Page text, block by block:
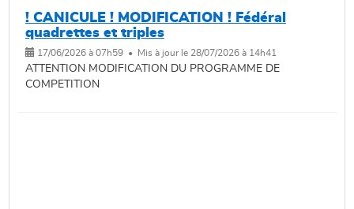
! CANICULE ! MODIFICATION ! Fédéral
quadrettes et triples
17/06/2026 à 07h59 • Mis à jour le 28/07/2026 à 14h41
ATTENTION MODIFICATION DU PROGRAMME DE
COMPETITION